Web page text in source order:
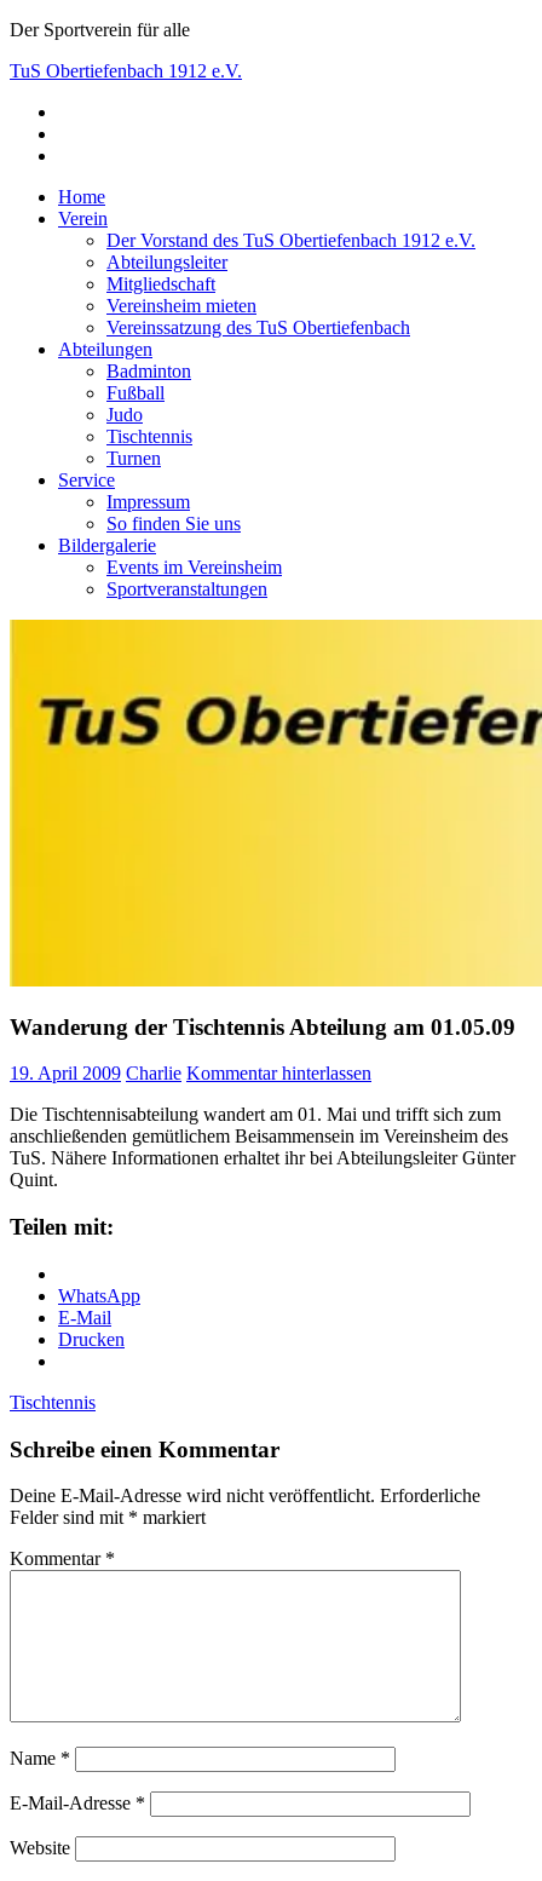
Skip
content
Der Sportverein für alle
TuS Obertiefenbach 1912 e.V.
Der Sportverein für alle
Home
Verein
Der Vorstand des TuS Obertiefenbach 1912 e.V.
Abteilungsleiter
Mitgliedschaft
Vereinsheim mieten
Vereinssatzung des TuS Obertiefenbach
Abteilungen
Badminton
Fußball
Judo
Tischtennis
Turnen
Service
Impressum
So finden Sie uns
Bildergalerie
Events im Vereinsheim
Sportveranstaltungen
Wanderung der Tischtennis Abteilung am 01.05.09
19. April 2009 Charlie Kommentar hinterlassen
Die Tischtennisabteilung wandert am 01. Mai und trifft sich zum
anschließenden gemütlichem Beisammensein im Vereinsheim des
TuS. Nähere Informationen erhaltet ihr bei Abteilungsleiter Günter
Quint.
Teilen mit:
WhatsApp
E-Mail
Drucken
Tischtennis
Schreibe einen Kommentar
Deine E-Mail-Adresse wird nicht veröffentlicht. Erforderliche
Felder sind mit * markiert
Kommentar *
Name *
E-Mail-Adresse *
Website